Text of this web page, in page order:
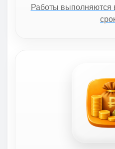
Работы выполняются